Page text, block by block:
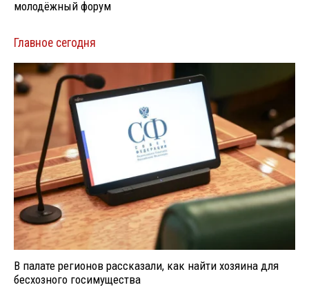
молодёжный форум
Главное сегодня
В палате регионов рассказали, как найти хозяина для
бесхозного госимущества